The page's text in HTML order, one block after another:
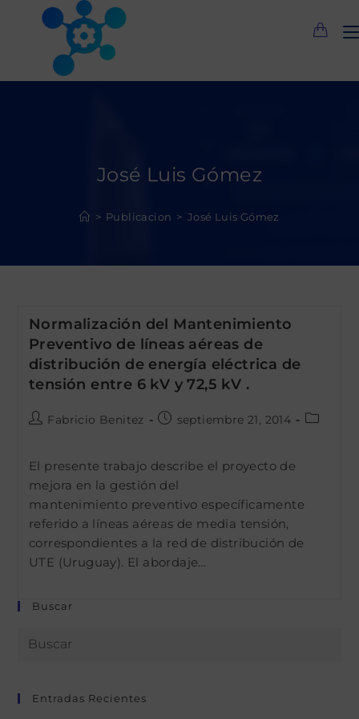
José Luis Gómez
> Publicacion > José Luis Gómez
Normalización del Mantenimiento
Preventivo de líneas aéreas de
distribución de energía eléctrica de
tensión entre 6 kV y 72,5 kV .
Autor
entrada:
Fabricio Benitez
Publicación
entrada:
septiembre 21, 2014
El presente trabajo describe el proyecto de
mejora en la gestión del
mantenimiento preventivo específicamente
referido a líneas aéreas de media tensión,
correspondientes a la red de distribución de
UTE (Uruguay). El abordaje…
Buscar
Entradas Recientes